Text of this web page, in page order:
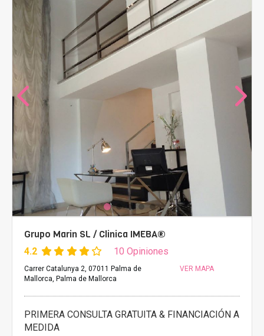
Grupo Marin SL / Clinica IMEBA®
4.2 10 Opiniones
Carrer Catalunya 2, 07011 Palma de
Mallorca, Palma de Mallorca
VER MAPA
PRIMERA CONSULTA GRATUITA & FINANCIACIÓN A
MEDIDA